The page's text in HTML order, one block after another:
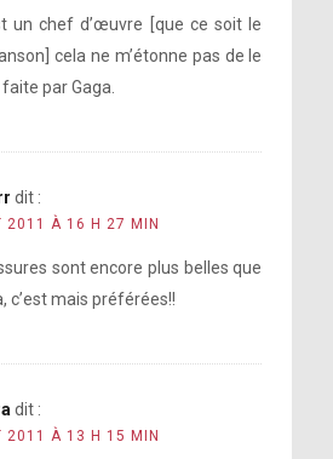
un chef d’œuvre [que ce soit le
cela ne m’étonne pas de le
par Gaga.
dit :
2011 À 16 H 27 MIN
sont encore plus belles que
c’est mais préférées!!
dit :
2011 À 13 H 15 MIN